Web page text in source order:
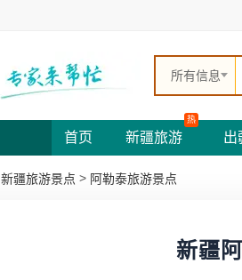
所有信息
首页 新疆旅游
热
出
新疆旅游景点 > 阿勒泰旅游景点
新疆